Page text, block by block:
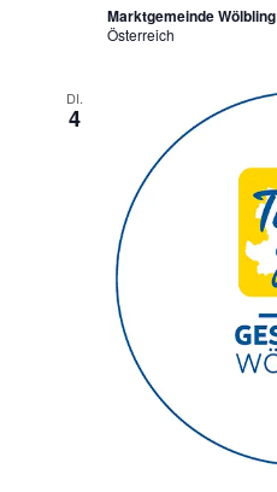
Marktgemeinde Wölbling
Österreich
DI.
4